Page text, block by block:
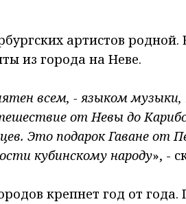
артистов
из города на Неве.
всем, - языком музыки,
от Невы до
Это подарок Гаване от
кубинскому народу», -
крепнет год от года.